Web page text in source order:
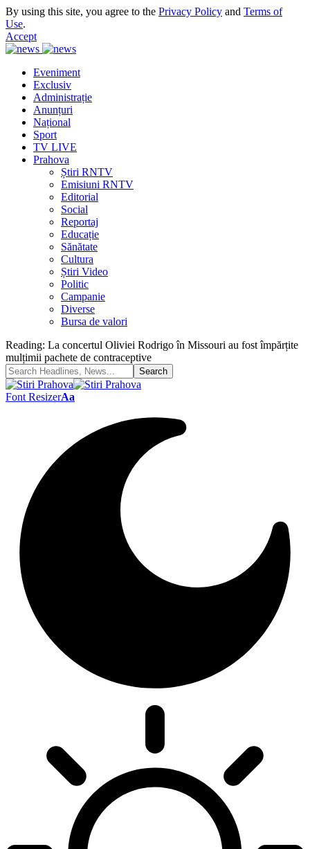
By using this site, you agree to the Privacy Policy and Terms of
Use.
Accept
Eveniment
Exclusiv
Administrație
Anunțuri
Național
Sport
TV LIVE
Prahova
Știri RNTV
Emisiuni RNTV
Editorial
Social
Reportaj
Educație
Sănătate
Cultura
Știri Video
Politic
Campanie
Diverse
Bursa de valori
Reading: La concertul Oliviei Rodrigo în Missouri au fost împărțite
mulțimii pachete de contraceptive
Font ResizerAa